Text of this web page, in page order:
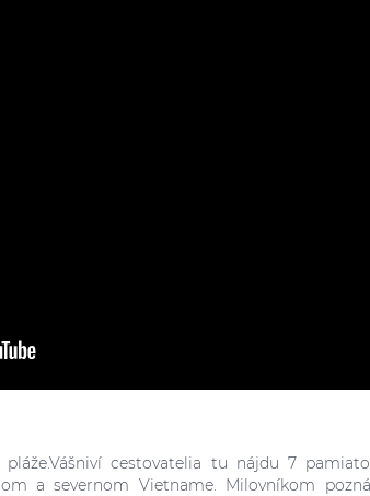
cestovatelia tu nájdu 7
a severnom Vietname. Milovníkom